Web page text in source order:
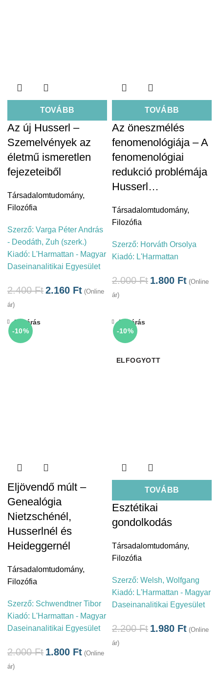
TOVÁBB
Az új Husserl –
Szemelvények az
életmű ismeretlen
fejezeteiből
Társadalomtudomány,
Filozófia
Szerző: Varga Péter András
- Deodáth, Zuh (szerk.)
Kiadó: L'Harmattan - Magyar
Daseinanalitikai Egyesület
2.400Ft2.160 Ft (Online
ár)
TOVÁBB
Az öneszmélés
fenomenológiája – A
fenomenológiai
redukció problémája
Husserl…
Társadalomtudomány,
Filozófia
Szerző: Horváth Orsolya
Kiadó: L'Harmattan
2.000Ft 1.800 Ft (Online
ár)
-10%
Bezárás
Eljövendő múlt –
Genealógia
Nietzschénél,
Husserlnél és
Heideggernél
Társadalomtudomány,
Filozófia
Szerző: Schwendtner Tibor
Kiadó: L'Harmattan - Magyar
Daseinanalitikai Egyesület
2.000Ft 1.800 Ft (Online
ár)
-10%
ELFOGYOTT
TOVÁBB
Bezárás
Esztétikai
gondolkodás
Társadalomtudomány,
Filozófia
Szerző: Welsh, Wolfgang
Kiadó: L'Harmattan - Magyar
Daseinanalitikai Egyesület
2.200Ft 1.980 Ft (Online
ár)